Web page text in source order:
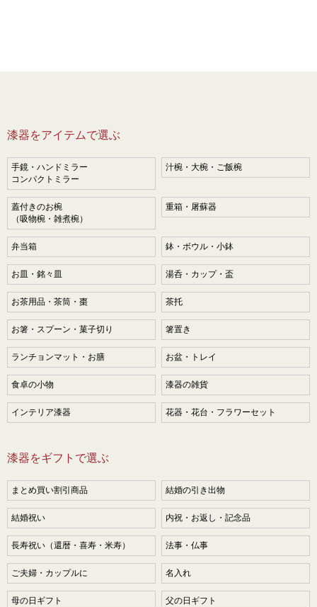
漆器をアイテムで選ぶ
手鏡・ハンドミラー
コンパクトミラー
汁椀・大椀・ご飯椀
蓋付きのお椀
（吸物椀・雑煮椀）
重箱・屠蘇器
弁当箱 鉢・ボウル・小鉢
お皿・銘々皿 湯呑・カップ・盃
お茶用品・茶筒・棗 茶托
お箸・スプーン・菓子切り 箸置き
ランチョンマット・お膳 お盆・トレイ
食卓の小物 漆器の雑貨
インテリア漆器 花器・花台・フラワーセット
漆器をギフトで選ぶ
まとめ買い割引商品 結婚の引き出物
結婚祝い 内祝・お返し・記念品
長寿祝い（還暦・喜寿・米寿） 法事・仏事
ご夫婦・カップルに 名入れ
母の日ギフト 父の日ギフト